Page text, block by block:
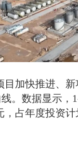
目加快推进、
。数据显示，
，占年度投资